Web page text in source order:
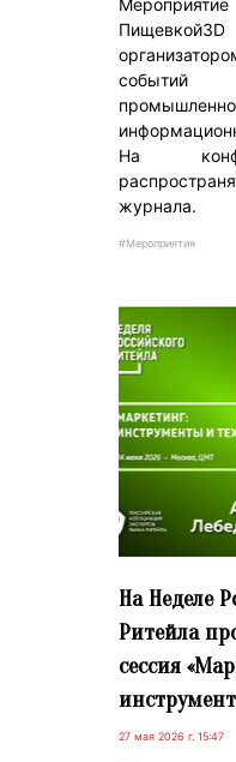
На
журнала.
#Мероприятия
На Неделе
Ритейла
сессия
27 мая 2026 г. 15:47